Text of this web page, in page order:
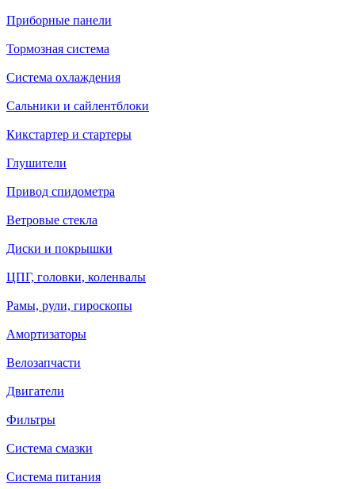
Приборные панели
Тормозная система
Система охлаждения
Сальники и сайлентблоки
Кикстартер и стартеры
Глушители
Привод спидометра
Ветровые стекла
Диски и покрышки
ЦПГ, головки, коленвалы
Рамы, рули, гироскопы
Амортизаторы
Велозапчасти
Двигатели
Фильтры
Система смазки
Система питания